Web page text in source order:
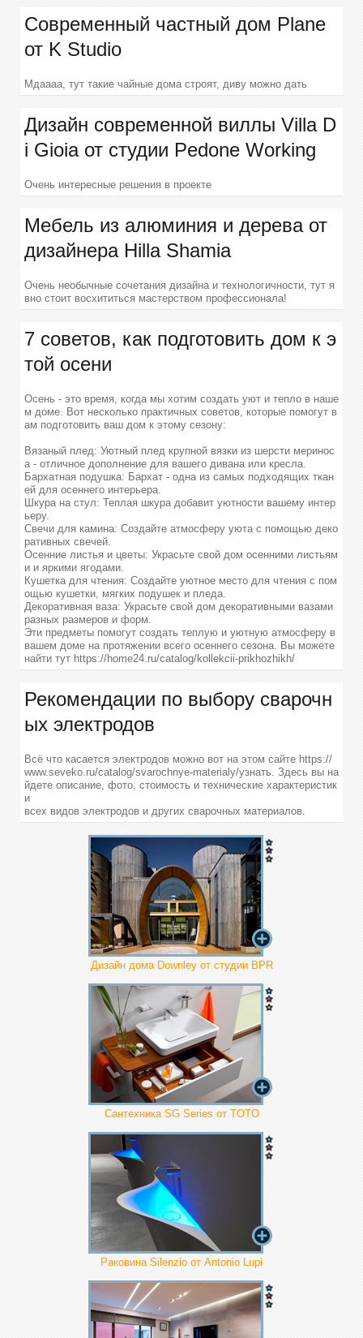
Современный частный дом Plane
от K Studio
Мдаааа, тут такие чайные дома строят, диву можно дать
Дизайн современной виллы Villa D
i Gioia от студии Pedone Working
Очень интересные решения в проекте
Мебель из алюминия и дерева от
дизайнера Hilla Shamia
Очень необычные сочетания дизайна и технологичности, тут я
вно стоит восхититься мастерством профессионала!
7 советов, как подготовить дом к э
той осени
Осень - это время, когда мы хотим создать уют и тепло в наше
м доме. Вот несколько практичных советов, которые помогут в
ам подготовить ваш дом к этому сезону:
Вязаный плед: Уютный плед крупной вязки из шерсти меринос
а - отличное дополнение для вашего дивана или кресла.
Бархатная подушка: Бархат - одна из самых подходящих ткан
ей для осеннего интерьера.
Шкура на стул: Теплая шкура добавит уютности вашему интер
ьеру.
Cвечи для камина: Создайте атмосферу уюта с помощью деко
ративных свечей.
Осенние листья и цветы: Украсьте свой дом осенними листьям
и и яркими ягодами.
Кушетка для чтения: Создайте уютное место для чтения с пом
ощью кушетки, мягких подушек и пледа.
Декоративная ваза: Украсьте свой дом декоративными вазами
разных размеров и форм.
Эти предметы помогут создать теплую и уютную атмосферу в
вашем доме на протяжении всего осеннего сезона. Вы можете
найти тут https://home24.ru/catalog/kollekcii-prikhozhikh/
Рекомендации по выбору сварочн
ых электродов
Всё что касается электродов можно вот на этом сайте https://
www.seveko.ru/catalog/svarochnye-materialy/узнать. Здесь вы на
йдете описание, фото, стоимость и технические характеристик
и
всех видов электродов и других сварочных материалов.
Дизайн дома Downley от студии BPR
Сантехника SG Series от TOTO
Раковина Silenzio от Antonio Lupi